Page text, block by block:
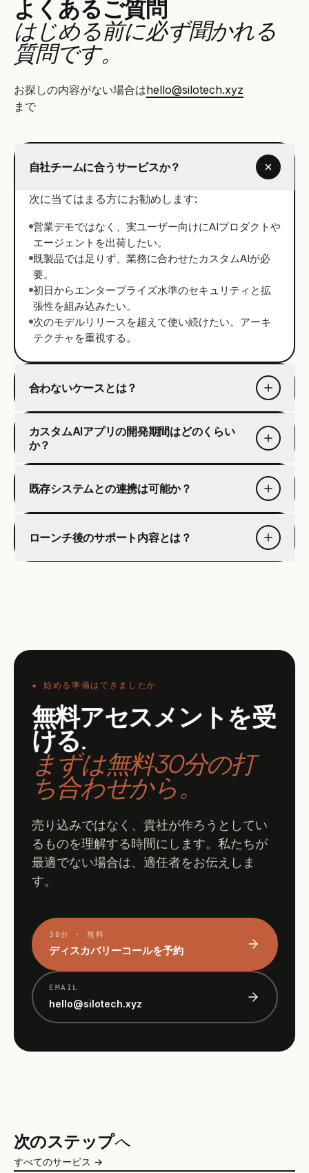
よくあるご質問
はじめる前に必ず聞かれる
質問です。
お探しの内容がない場合はhello@silotech.xyz
まで
自社チームに合うサービスか？
次に当てはまる方にお勧めします:
営業デモではなく、実ユーザー向けにAIプロダクトや
エージェントを出荷したい。
既製品では足りず、業務に合わせたカスタムAIが必
要。
初日からエンタープライズ水準のセキュリティと拡
張性を組み込みたい。
次のモデルリリースを超えて使い続けたい。アーキ
テクチャを重視する。
合わないケースとは？
カスタムAIアプリの開発期間はどのくらい
か？
既存システムとの連携は可能か？
ローンチ後のサポート内容とは？
★ 始める準備はできましたか
無料アセスメントを受
ける.
まずは無料30分の打
ち合わせから。
売り込みではなく、貴社が作ろうとしてい
るものを理解する時間にします。私たちが
最適でない場合は、適任者をお伝えしま
す。
30分 · 無料
ディスカバリーコールを予約
EMAIL
hello@silotech.xyz
次のステップへ
すべてのサービス →